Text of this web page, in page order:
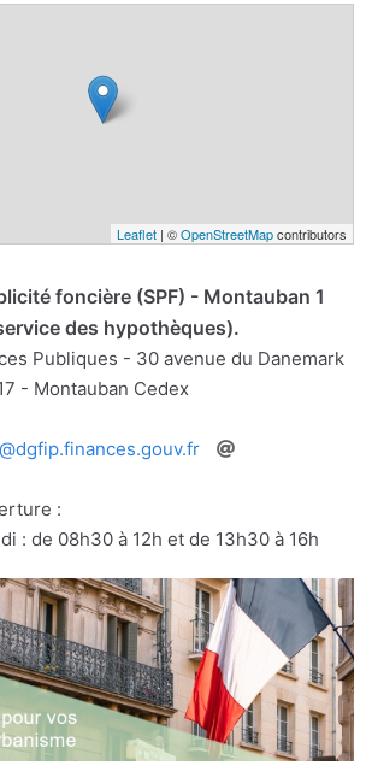
Leaflet | ©OpenStreetMapcontributors
foncière (SPF) - Montauban 1
des hypothèques).
Publiques - 30 avenue du Danemark
- Montauban Cedex
:
: de 08h30 à 12h et de 13h30 à 16h